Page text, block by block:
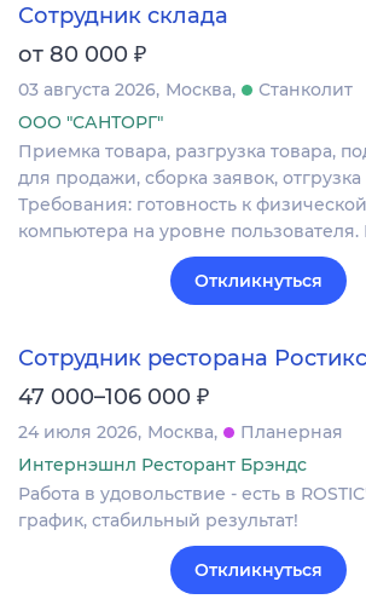
Сотрудник склада
от 80 000 ₽
03 августа 2026 Москва
Станколит
ООО "САНТОРГ"
Приемка товара, разгрузка товара,
для продажи, сборка заявок, отгрузка
Требования: готовность к
компьютера на уровне пользователя.
Откликнуться
Сотрудник ресторана
47 000–106 000 ₽
24 июля 2026 Москва
Планерная
Интернэшнл Ресторант Брэндс
Работа в удовольствие - есть в
график, стабильный результат!
Откликнуться